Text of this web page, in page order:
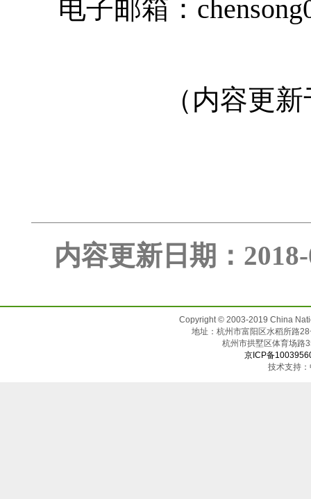
电子邮箱：
（内容更
内容更新日期：
Copyright © 2003-2019 China
地址：杭州市富阳区水稻所路
杭州市拱墅区体
京ICP备
技术支持